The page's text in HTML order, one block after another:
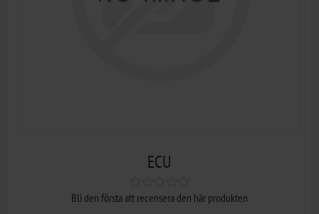
ECU
Bli den första att recensera den här produkten